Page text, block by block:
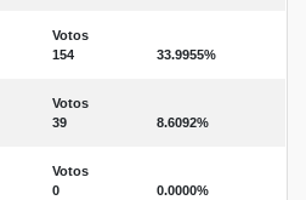
Votos
154
33.9955%
Votos
39
8.6092%
Votos
0
0.0000%